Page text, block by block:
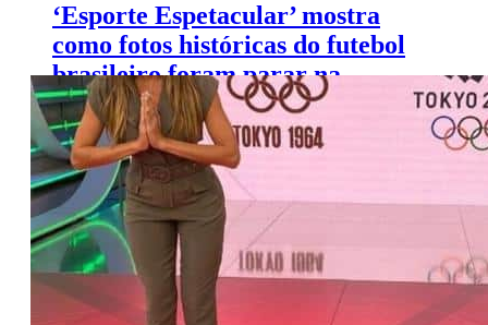
‘Esporte Espetacular’ mostra
como fotos históricas do futebol
brasileiro foram parar na
Finlândia